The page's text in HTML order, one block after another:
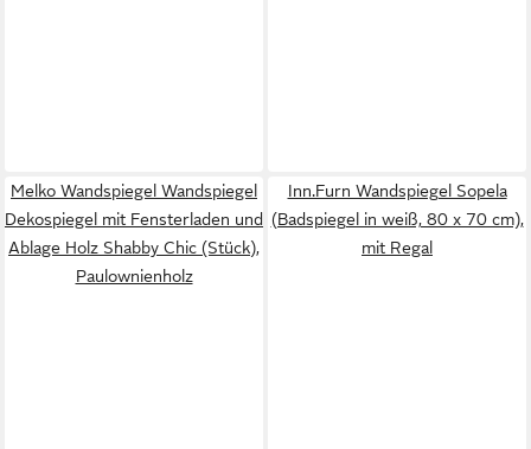
Melko Wandspiegel Wandspiegel
Dekospiegel mit Fensterladen und
Ablage Holz Shabby Chic (Stück),
Paulownienholz
Inn.Furn Wandspiegel Sopela
(Badspiegel in weiß, 80 x 70 cm),
mit Regal